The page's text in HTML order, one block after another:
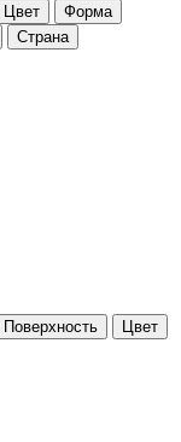
Цвет
Форма
Страна
Поверхность
Цвет